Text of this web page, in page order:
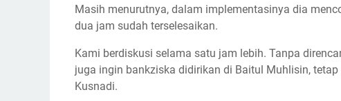
Masih menurutnya, dalam implementasinya dia
dua jam sudah terselesaikan.
Kami berdiskusi selama satu jam lebih. Tanpa
juga ingin bankziska didirikan di Baitul Muhlisin,
Kusnadi.